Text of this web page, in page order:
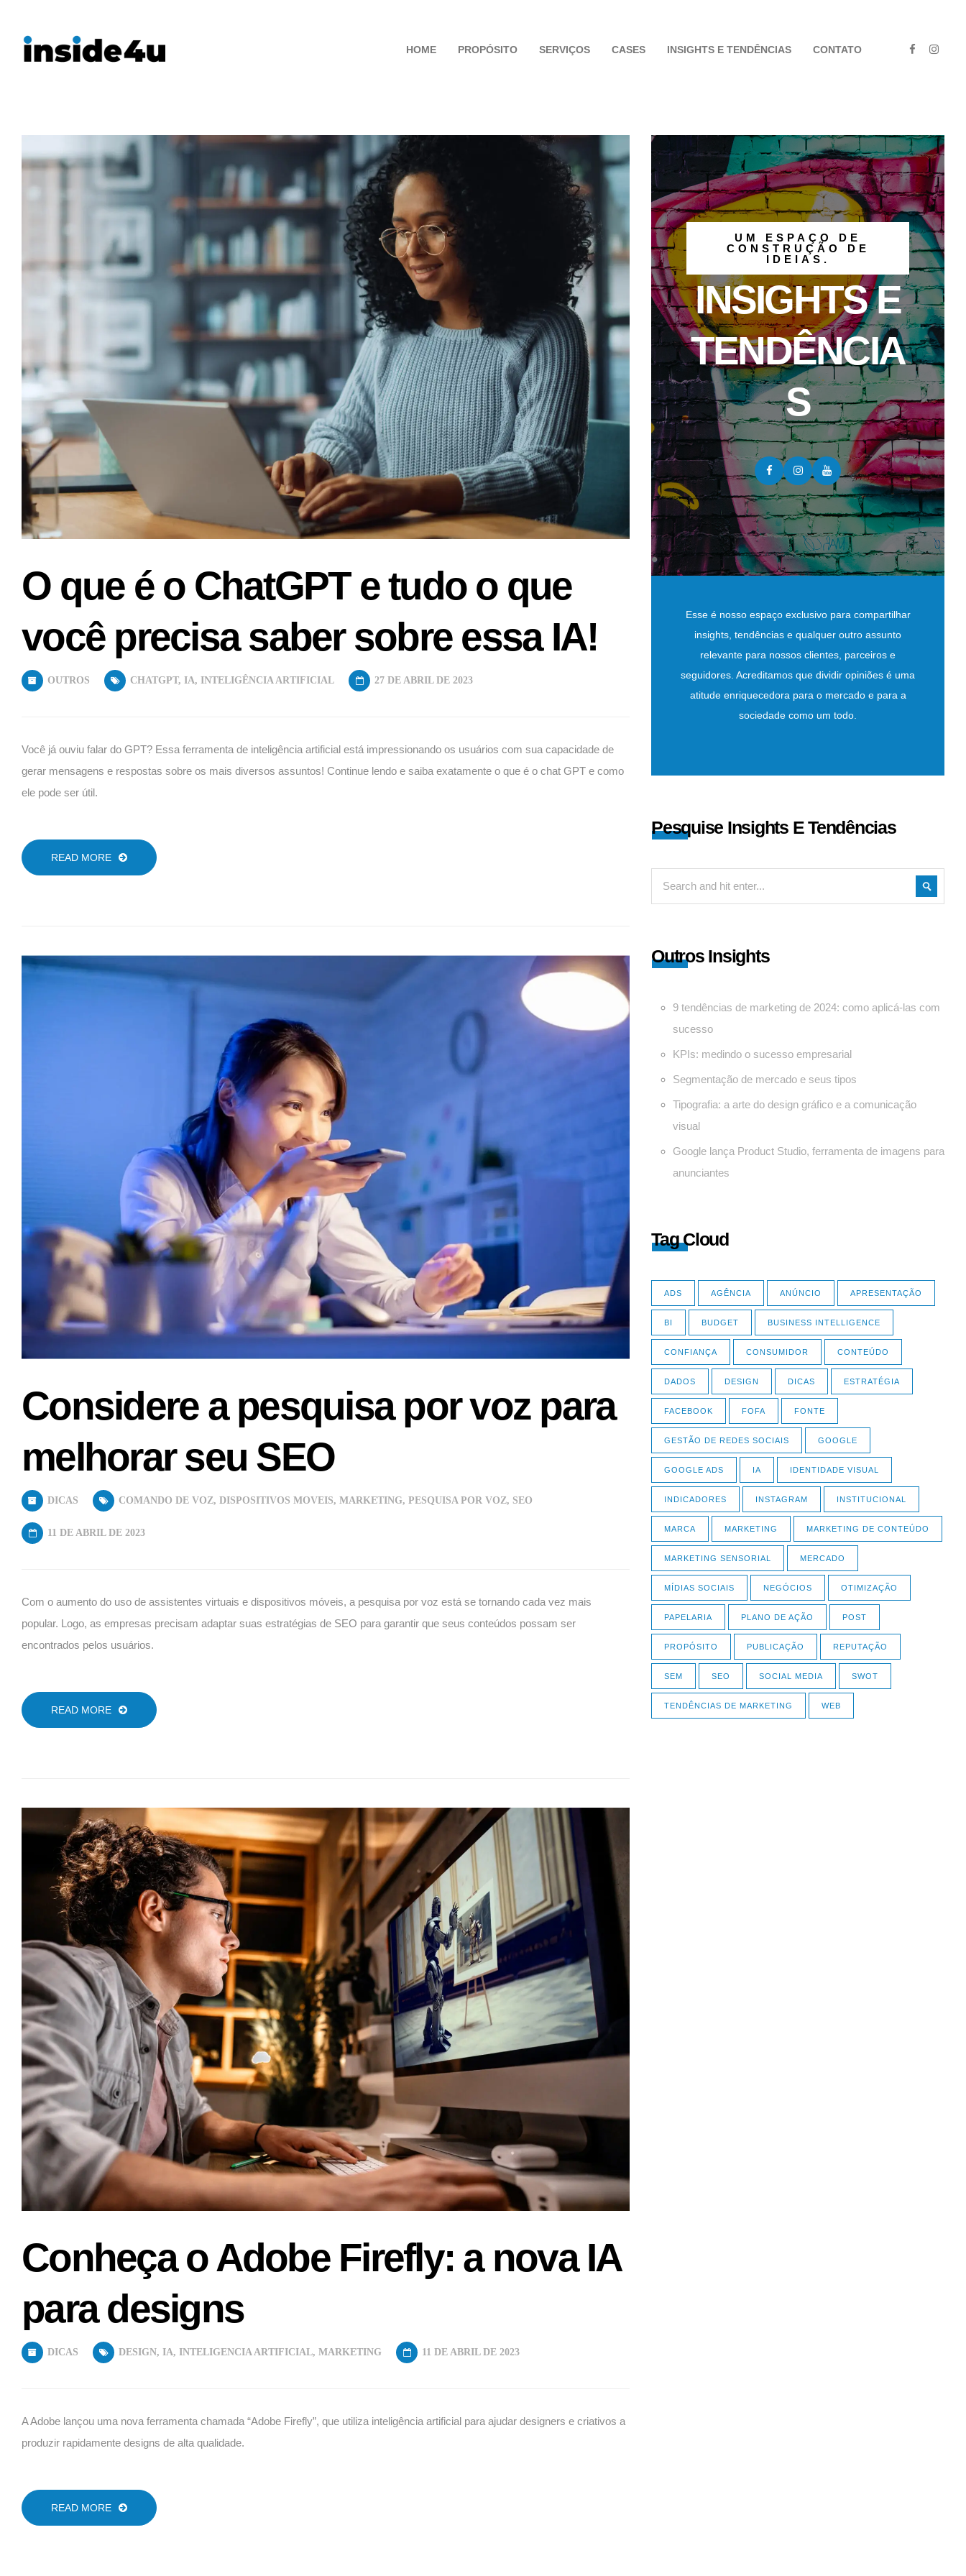
HOME PROPÓSITO SERVIÇOS CASES INSIGHTS E TENDÊNCIAS CONTATO
O que é o ChatGPT e tudo o que
você precisa saber sobre essa IA!
OUTROS CHATGPT, IA, INTELIGÊNCIA ARTIFICIAL 27 DE ABRIL DE 2023
Você já ouviu falar do GPT? Essa ferramenta de inteligência artificial está impressionando os usuários com sua capacidade de
gerar mensagens e respostas sobre os mais diversos assuntos! Continue lendo e saiba exatamente o que é o chat GPT e como
ele pode ser útil.
READ MORE
Considere a pesquisa por voz para
melhorar seu SEO
DICAS COMANDO DE VOZ, DISPOSITIVOS MOVEIS, MARKETING, PESQUISA POR VOZ, SEO
11 DE ABRIL DE 2023
Com o aumento do uso de assistentes virtuais e dispositivos móveis, a pesquisa por voz está se tornando cada vez mais
popular. Logo, as empresas precisam adaptar suas estratégias de SEO para garantir que seus conteúdos possam ser
encontrados pelos usuários.
READ MORE
Conheça o Adobe Firefly: a nova IA
para designs
DICAS DESIGN, IA, INTELIGENCIA ARTIFICIAL, MARKETING 11 DE ABRIL DE 2023
A Adobe lançou uma nova ferramenta chamada “Adobe Firefly”, que utiliza inteligência artificial para ajudar designers e criativos a
produzir rapidamente designs de alta qualidade.
READ MORE
UM ESPAÇO DE
CONSTRUÇÃO DE
IDEIAS.
INSIGHTS E
TENDÊNCIA
S
Esse é nosso espaço exclusivo para compartilhar
insights, tendências e qualquer outro assunto
relevante para nossos clientes, parceiros e
seguidores. Acreditamos que dividir opiniões é uma
atitude enriquecedora para o mercado e para a
sociedade como um todo.
Pesquise Insights E Tendências
Outros Insights
9 tendências de marketing de 2024: como aplicá-las com
sucesso
KPIs: medindo o sucesso empresarial
Segmentação de mercado e seus tipos
Tipografia: a arte do design gráfico e a comunicação
visual
Google lança Product Studio, ferramenta de imagens para
anunciantes
Tag Cloud
ADS AGÊNCIA ANÚNCIO APRESENTAÇÃO
BI BUDGET BUSINESS INTELLIGENCE
CONFIANÇA CONSUMIDOR CONTEÚDO
DADOS DESIGN DICAS ESTRATÉGIA
FACEBOOK FOFA FONTE
GESTÃO DE REDES SOCIAIS GOOGLE
GOOGLE ADS IA IDENTIDADE VISUAL
INDICADORES INSTAGRAM INSTITUCIONAL
MARCA MARKETING MARKETING DE CONTEÚDO
MARKETING SENSORIAL MERCADO
MÍDIAS SOCIAIS NEGÓCIOS OTIMIZAÇÃO
PAPELARIA PLANO DE AÇÃO POST
PROPÓSITO PUBLICAÇÃO REPUTAÇÃO
SEM SEO SOCIAL MEDIA SWOT
TENDÊNCIAS DE MARKETING WEB